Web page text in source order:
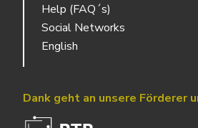
Help (FAQ´s)
Social Networks
English
Dank geht an unsere Förderer